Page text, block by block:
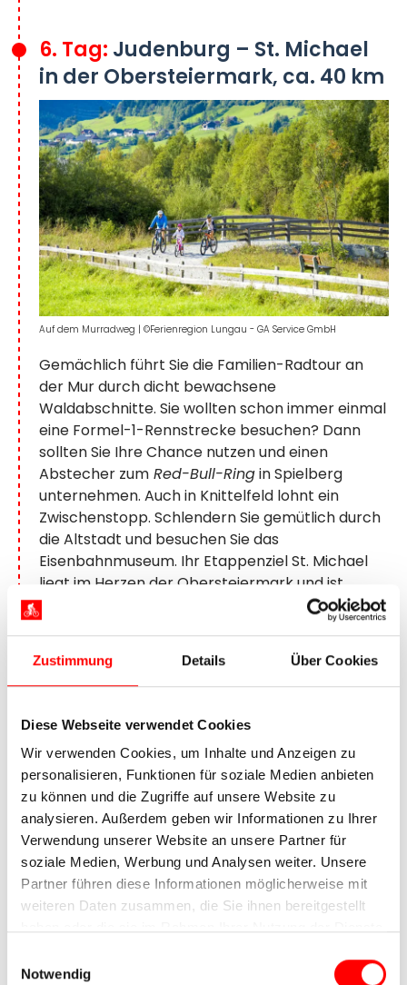
Zustimmung Details Über Cookies
Diese Webseite verwendet Cookies
Wir verwenden Cookies, um Inhalte und Anzeigen zu
personalisieren, Funktionen für soziale Medien anbieten
zu können und die Zugriffe auf unsere Website zu
analysieren. Außerdem geben wir Informationen zu Ihrer
Verwendung unserer Website an unsere Partner für
soziale Medien, Werbung und Analysen weiter. Unsere
Partner führen diese Informationen möglicherweise mit
weiteren Daten zusammen, die Sie ihnen bereitgestellt
Notwendig
6. Tag: Judenburg – St. Michael
in der Obersteiermark, ca. 40 km
Gemächlich führt Sie die Familien-Radtour an
der Mur durch dicht bewachsene
Waldabschnitte. Sie wollten schon immer einmal
eine Formel-1-Rennstrecke besuchen? Dann
sollten Sie Ihre Chance nutzen und einen
Abstecher zum Red-Bull-Ringin Spielberg
unternehmen. Auch in Knittelfeld lohnt ein
Zwischenstopp. Schlendern Sie gemütlich durch
die Altstadt und besuchen Sie das
Eisenbahnmuseum. Ihr Etappenziel St. Michael
liegt im Herzen der Obersteiermark und ist
umrahmt von den Ausläufern der Ostalpen.
Besuchen Sie das
Museum am Bauernhof, das in
einem 300 Jahre alten Bauernhaus über das
Leben der Bauern erzählt und historische
Arbeitsgeräte und Werkzeuge präsentiert.
Auf dem Murradweg | ©Ferienregion Lungau - GA Service GmbH
7. Tag:St. Michael in der
Obersteiermark – Bruck an der
Mur / Oberaich, ca. 30 km